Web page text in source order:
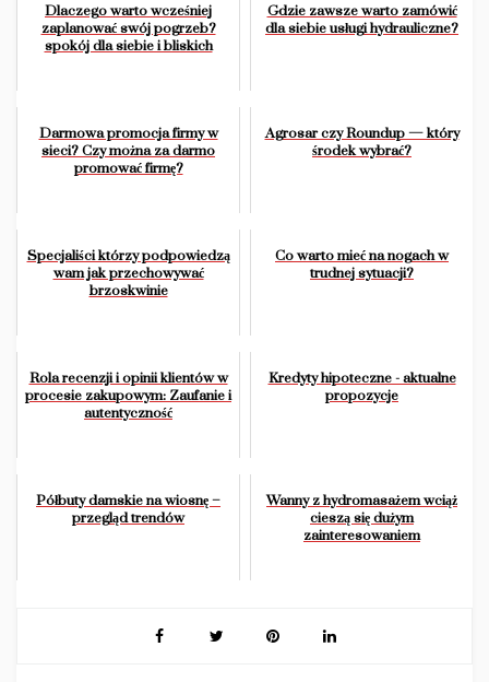
Dlaczego warto wcześniej
zaplanować swój pogrzeb?
spokój dla siebie i bliskich
Gdzie zawsze warto zamówić
dla siebie usługi hydrauliczne?
Darmowa promocja firmy w
sieci? Czy można za darmo
promować firmę?
Agrosar czy Roundup — który
środek wybrać?
Specjaliści którzy podpowiedzą
wam jak przechowywać
brzoskwinie
Co warto mieć na nogach w
trudnej sytuacji?
Rola recenzji i opinii klientów w
procesie zakupowym: Zaufanie i
autentyczność
Kredyty hipoteczne - aktualne
propozycje
Półbuty damskie na wiosnę –
przegląd trendów
Wanny z hydromasażem wciąż
cieszą się dużym
zainteresowaniem